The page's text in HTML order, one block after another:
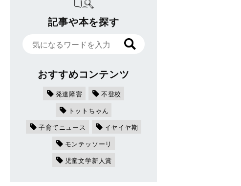
記事や本を探す
おすすめコンテンツ
発達障害
不登校
トットちゃん
子育てニュース
イヤイヤ期
モンテッソーリ
児童文学新人賞